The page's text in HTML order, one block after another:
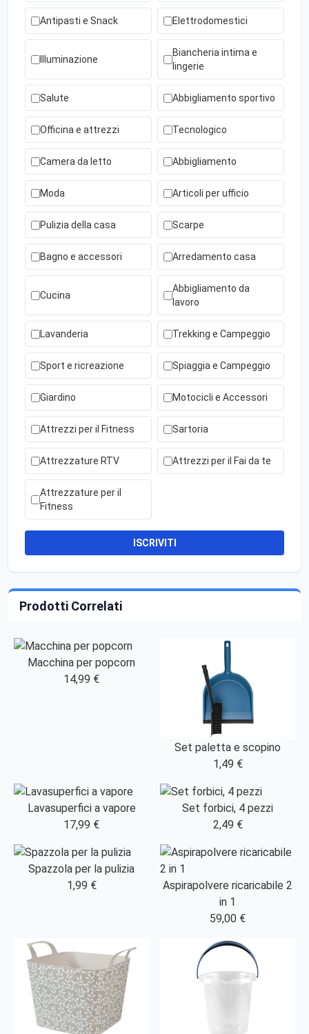
Antipasti e Snack Elettrodomestici
Illuminazione
Biancheria intima e
lingerie
Salute Abbigliamento sportivo
Officina e attrezzi Tecnologico
Camera da letto Abbigliamento
Moda Articoli per ufficio
Pulizia della casa Scarpe
Bagno e accessori Arredamento casa
Cucina
Abbigliamento da
lavoro
Lavanderia Trekking e Campeggio
Sport e ricreazione Spiaggia e Campeggio
Giardino Motocicli e Accessori
Attrezzi per il Fitness Sartoria
Attrezzature RTV Attrezzi per il Fai da te
Attrezzature per il
Fitness
ISCRIVITI
Prodotti Correlati
Macchina per popcorn
14,99 €
Set paletta e scopino
1,49 €
Lavasuperfici a vapore
17,99 €
Set forbici, 4 pezzi
2,49 €
Spazzola per la pulizia
1,99 €
Aspirapolvere ricaricabile 2
in 1
59,00 €